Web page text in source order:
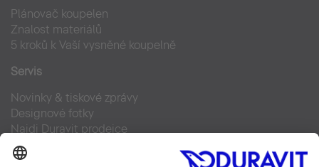
Plánovač koupelen
Znalost materiálů
5 kroků k Vaší vysněné koupelně
Servis
Novinky & tiskové zprávy
Designové fotky
Najdi Duravit prodejce
Často kladené otázky